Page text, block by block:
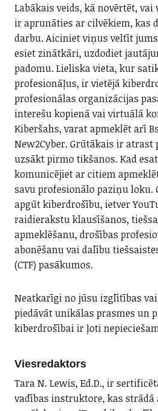
Labākais veids, kā novērtēt,
ir aprunāties ar cilvēkiem, kas
darbu. Aiciniet viņus veltīt
esiet zinātkāri, uzdodiet
padomu. Lieliska vieta, kur
profesionāļus, ir vietējā
profesionālas organizācijas
interešu kopienā vai virtuālā
Kiberšahs, varat apmeklēt arī
New2Cyber. Grūtākais ir
uzsākt pirmo tikšanos. Kad
komunicējiet ar citiem
savu profesionālo paziņu loku.
apgūt kiberdrošību, ietver
raidierakstu klausīšanos,
apmeklēšanu, drošības
abonēšanu vai dalību
(CTF) pasākumos.
Neatkarīgi no jūsu izglītības
piedāvāt unikālas prasmes un
kiberdrošībai ir ļoti
Viesredaktors
Tara N. Lewis, Ed.D., ir
vadības instruktore, kas